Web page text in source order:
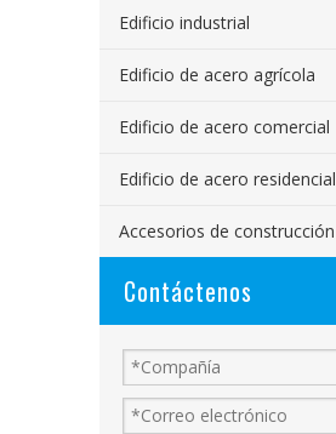
Edificio industrial
Edificio de acero agrícola
Edificio de acero comercial
Edificio de acero residencial
Contáctenos